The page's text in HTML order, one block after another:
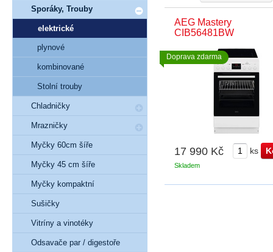
AEG Mastery
CIB56481BW
17 990 Kč ks
Skladem
Doprava zdarma
Sporáky, Trouby
elektrické
plynové
kombinované
Stolní trouby
Chladničky
Mrazničky
Myčky 60cm šíře
Myčky 45 cm šíře
Myčky kompaktní
Sušičky
Vitríny a vinotéky
Odsavače par / digestoře